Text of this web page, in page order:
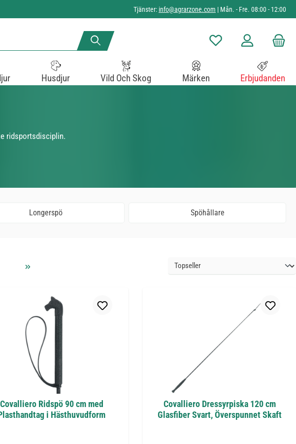
Tjänster: info@agrarzone.com | Mån. - Fre. 08:00 - 12:00
Du har 0 objekt i
Husdjur Vild Och Skog Märken Erbjudanden
ridsportsdisciplin.
Longerspö Spöhållare
Covalliero Ridspö 90 cm med
i Hästhuvudform
Covalliero Dressyrpiska 120 cm
Glasfiber Svart, Överspunnet Skaft